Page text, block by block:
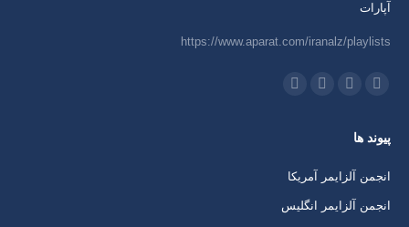
آپارات
https://www.aparat.com/iranalz/playlists
ما را دنبال کنید در:
کردن
پنجرهپنجرهپنجرهپنجره
پیوند ها
انجمن آلزایمر آمریکا
انجمن آلزایمر انگلیس